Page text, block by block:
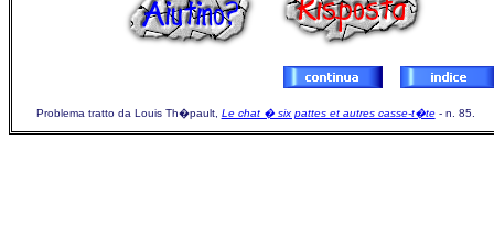
Problema tratto da Louis Th�pault, Le chat � six pattes et autres casse-t�te- n. 85.